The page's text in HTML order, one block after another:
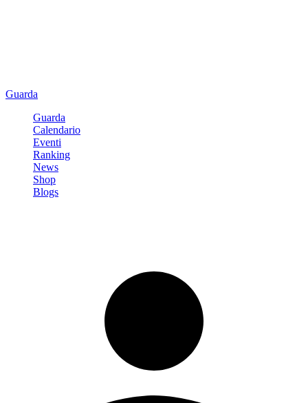
Guarda
Guarda
Calendario
Eventi
Ranking
News
Shop
Blogs